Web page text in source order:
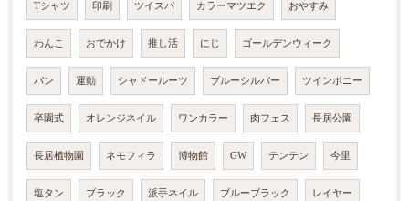
Tシャツ 印刷 ツイスパ カラーマツエク おやすみ
わんこ おでかけ 推し活 にじ ゴールデンウィーク
パン 運動 シャドールーツ ブルーシルバー ツインポニー
卒園式 オレンジネイル ワンカラー 肉フェス 長居公園
長居植物園 ネモフィラ 博物館 GW テンテン 今里
塩タン ブラック 派手ネイル ブルーブラック レイヤー